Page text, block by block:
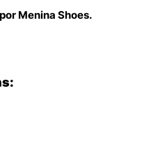
Menina Shoes.